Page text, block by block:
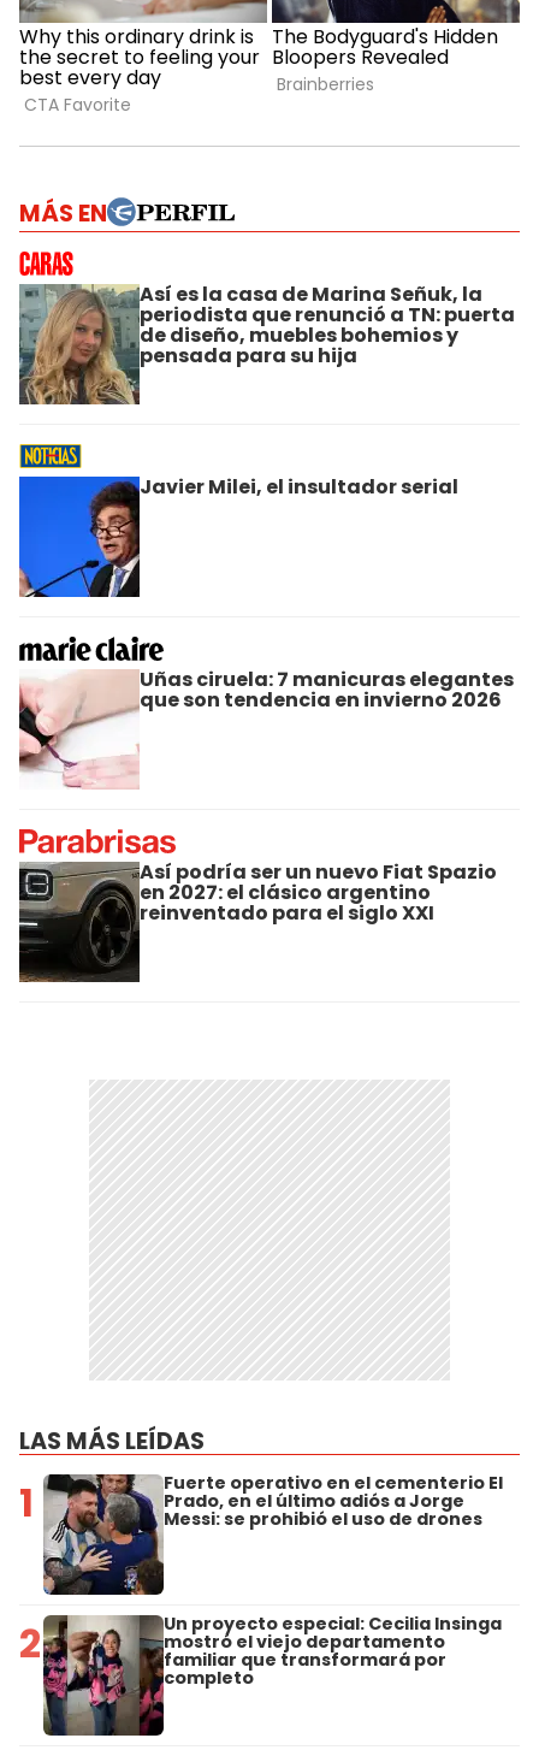
MÁS EN
Así es la casa de Marina Señuk, la
periodista que renunció a TN: puerta
de diseño, muebles bohemios y
pensada para su hija
Javier Milei, el insultador serial
Uñas ciruela: 7 manicuras elegantes
que son tendencia en invierno 2026
Así podría ser un nuevo Fiat Spazio
en 2027: el clásico argentino
reinventado para el siglo XXI
LAS MÁS LEÍDAS
1 Fuerte operativo en el cementerio El
Prado, en el último adiós a Jorge
Messi: se prohibió el uso de drones
2 Un proyecto especial: Cecilia Insinga
mostró el viejo departamento
familiar que transformará por
completo